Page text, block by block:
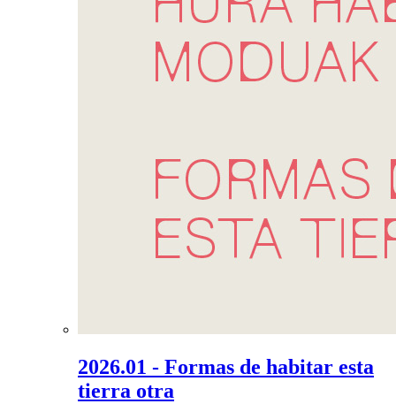
2026.01 - Formas de habitar esta
tierra otra